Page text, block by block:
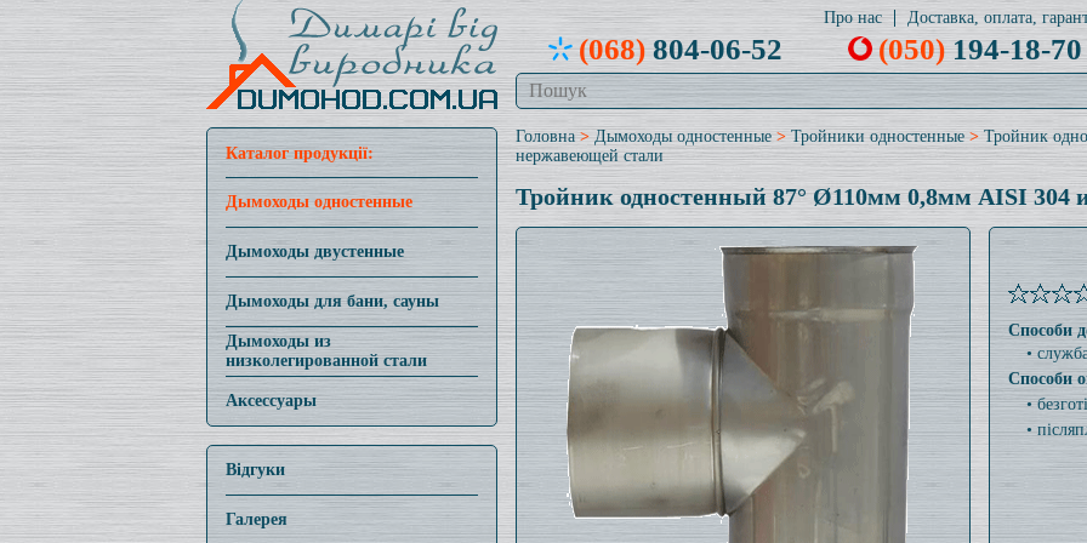
Про нас Доставка, оплата,
(068)804-06-52 (050)194-18-70
Каталог продукції:
Дымоходы одностенные
Дымоходы двустенные
Дымоходы для бани, сауны
Дымоходы из
низколегированной стали
Аксессуары
Відгуки
Галерея
Головна> Дымоходы одностенные> Тройники одностенные> Тройник
нержавеющей стали
Тройник одностенный 87° Ø110мм 0,8мм AISI 304
Способи
•
Способи
•
•